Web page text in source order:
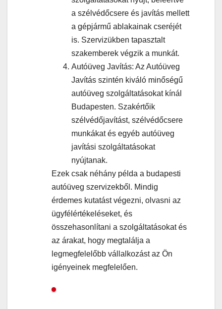
a szélvédőcsere és javítás mellett
a gépjármű ablakainak cseréjét
is. Szervizükben tapasztalt
szakemberek végzik a munkát.
Autóüveg Javítás: Az Autóüveg
Javítás szintén kiváló minőségű
autóüveg szolgáltatásokat kínál
Budapesten. Szakértőik
szélvédőjavítást, szélvédőcsere
munkákat és egyéb autóüveg
javítási szolgáltatásokat
nyújtanak.
Ezek csak néhány példa a budapesti
autóüveg szervizekből. Mindig
érdemes kutatást végezni, olvasni az
ügyfélértékeléseket, és
összehasonlítani a szolgáltatásokat és
az árakat, hogy megtalálja a
legmegfelelőbb vállalkozást az Ön
igényeinek megfelelően.